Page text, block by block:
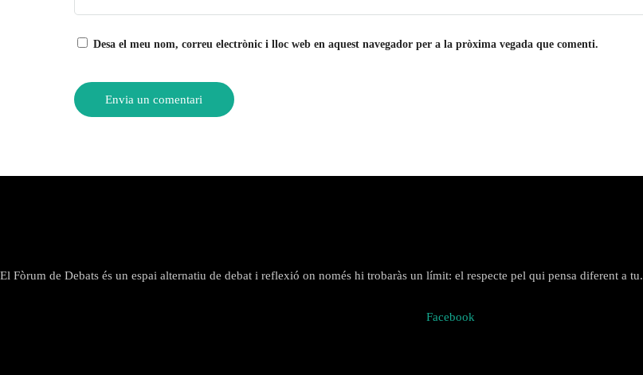
Desa el meu nom, correu electrònic i lloc web en aquest navegador per a la pròxima vegada que comenti.
El Fòrum de Debats és un espai alternatiu de debat i reflexió on només hi trobaràs un límit: el respecte pel qui pensa diferent a tu.
Facebook